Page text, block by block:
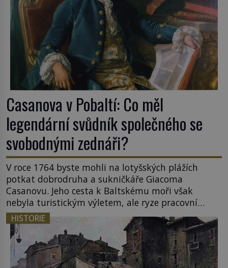
Casanova v Pobaltí: Co měl
legendární svůdník společného se
svobodnými zednáři?
V roce 1764 byste mohli na lotyšských plážích
potkat dobrodruha a sukničkáře Giacoma
Casanovu. Jeho cesta k Baltskému moři však
nebyla turistickým výletem, ale ryze pracovní
cestou se zištnými úmysly. Jaký cíl Casanova
sledoval, když se například procházel uličkami
lotyšské Rigy? Casanova v Pobaltí kontaktoval
tamní zednářské lóže. Nebyl v této oblasti žádným
nováčkem, protože do zednářské […]
HISTORIE